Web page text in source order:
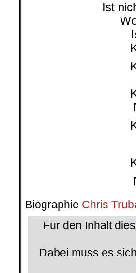
Ist
Biographie Chris
Für den Inhalt
Dabei muss es